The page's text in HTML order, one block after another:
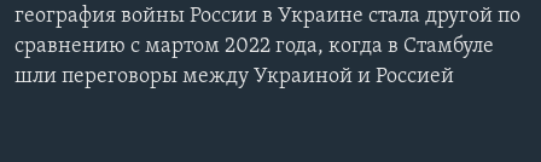
география войны России в Украине стала другой по
сравнению с мартом 2022 года, когда в Стамбуле
шли переговоры между Украиной и Россией